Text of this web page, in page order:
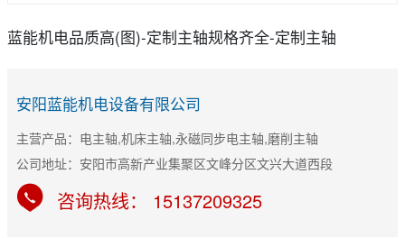
蓝能机电品质高(图)-定制主轴规格齐全-定制主轴
安阳蓝能机电设备有限公司
主营产品：电主轴,机床主轴,永磁同步电主轴,磨削主轴
公司地址：安阳市高新产业集聚区文峰分区文兴大道西段
咨询热线： 15137209325